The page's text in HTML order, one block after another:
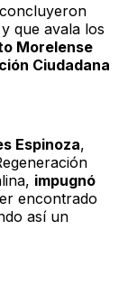
que avala los
Morelense
Ciudadana
Espinoza,
impugnó
encontrado
así un